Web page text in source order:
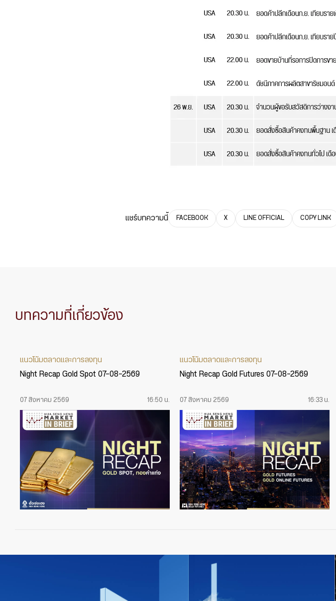
แชร์บทความนี้ FACEBOOK X LINE OFFICIAL COPY LINK
บทความที่เกี่ยวข้อง
แนวโน้มตลาดและการลงทุน
Night Recap Gold Spot 07-08-2569
07 สิงหาคม 2569 16:50 น.
แนวโน้มตลาดและการลงทุน
Night Recap Gold Futures 07-08-2569
07 สิงหาคม 2569 16:33 น.